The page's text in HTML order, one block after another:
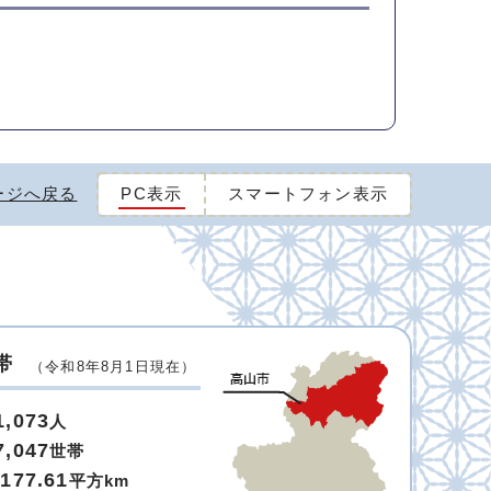
ジへ戻る PC表示 スマートフォン表示
（令和8年8月1日現在）
人
世帯
平方km